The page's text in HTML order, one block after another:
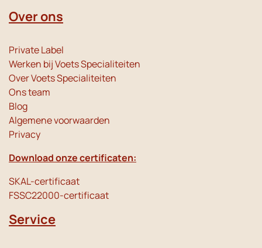
Over ons
Private Label
Werken bij Voets Specialiteiten
Over Voets Specialiteiten
Ons team
Blog
Algemene voorwaarden
Privacy
Download onze certificaten:
SKAL-certificaat
FSSC22000-certificaat
Service